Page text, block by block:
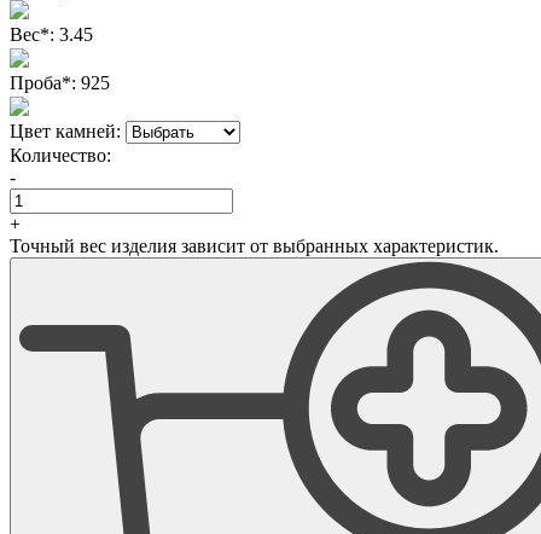
Вес*: 3.45
Проба*: 925
Цвет камней:
Количество:
-
+
Точный вес изделия зависит от выбранных характеристик.